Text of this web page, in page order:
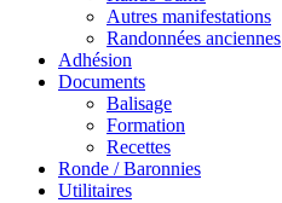
Autres manifestations
Randonnées anciennes
Adhésion
Documents
Balisage
Formation
Recettes
Ronde / Baronnies
Utilitaires